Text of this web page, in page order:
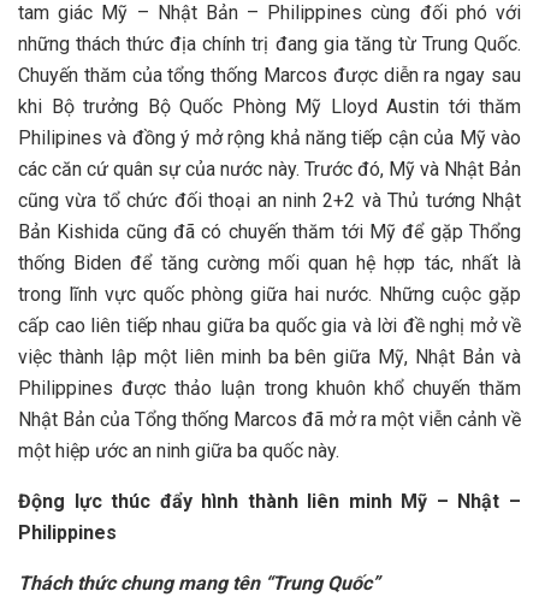
tam giác Mỹ – Nhật Bản – Philippines cùng đối phó với
những thách thức địa chính trị đang gia tăng từ Trung Quốc.
Chuyến thăm của tổng thống Marcos được diễn ra ngay sau
khi Bộ trưởng Bộ Quốc Phòng Mỹ Lloyd Austin tới thăm
Philipines và đồng ý mở rộng khả năng tiếp cận của Mỹ vào
các căn cứ quân sự của nước này. Trước đó, Mỹ và Nhật Bản
cũng vừa tổ chức đối thoại an ninh 2+2 và Thủ tướng Nhật
Bản Kishida cũng đã có chuyến thăm tới Mỹ để gặp Thổng
thống Biden để tăng cường mối quan hệ hợp tác, nhất là
trong lĩnh vực quốc phòng giữa hai nước. Những cuộc gặp
cấp cao liên tiếp nhau giữa ba quốc gia và lời đề nghị mở về
việc thành lập một liên minh ba bên giữa Mỹ, Nhật Bản và
Philippines được thảo luận trong khuôn khổ chuyến thăm
Nhật Bản của Tổng thống Marcos đã mở ra một viễn cảnh về
một hiệp ước an ninh giữa ba quốc này.
Động lực thúc đẩy hình thành liên minh Mỹ – Nhật –
Philippines
Thách thức chung mang tên “Trung Quốc”